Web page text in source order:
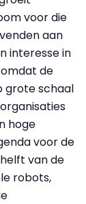
voor die
aan
interesse in
de
grote schaal
hoge
voor de
van de
robots,